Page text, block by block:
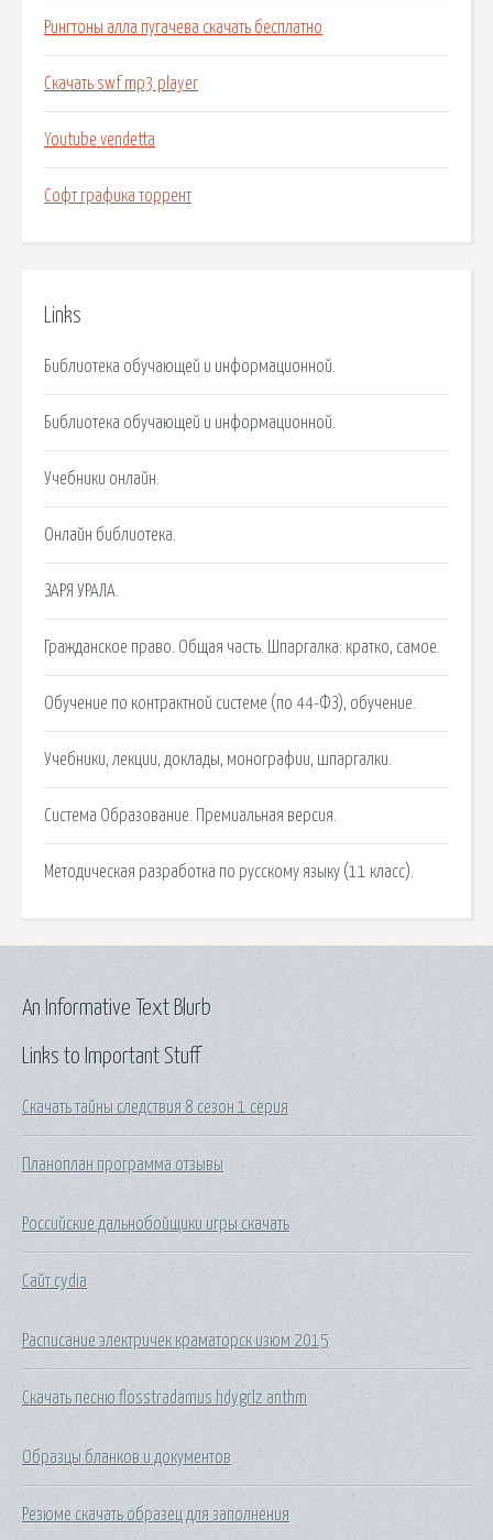
Рингтоны алла пугачева скачать бесплатно
Скачать swf mp3 player
Youtube vendetta
Софт графика торрент
Links
Библиотека обучающей и информационной.
Библиотека обучающей и информационной.
Учебники онлайн.
Онлайн библиотека.
ЗАРЯ УРАЛА.
Гражданское право. Общая часть. Шпаргалка: кратко, самое.
Обучение по контрактной системе (по 44-ФЗ), обучение.
Учебники, лекции, доклады, монографии, шпаргалки.
Система Образование. Премиальная версия.
Методическая разработка по русскому языку (11 класс).
Links to Important Stuff
Скачать тайны следствия 8 сезон 1 серия
Планоплан программа отзывы
Российские дальнобойщики игры скачать
Сайт cydia
Расписание электричек краматорск изюм 2015
Скачать песню flosstradamus hdygrlz anthm
Образцы бланков и документов
Резюме скачать образец для заполнения
An Informative Text Blurb